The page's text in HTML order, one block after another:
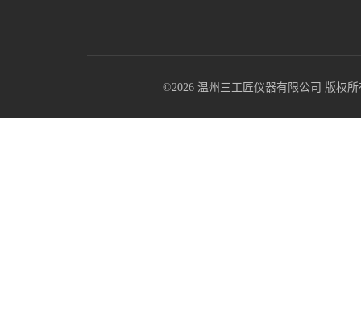
©2026 温州三工匠仪器有限公司 版权所